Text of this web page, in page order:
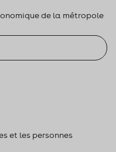
de la métropole
et les personnes